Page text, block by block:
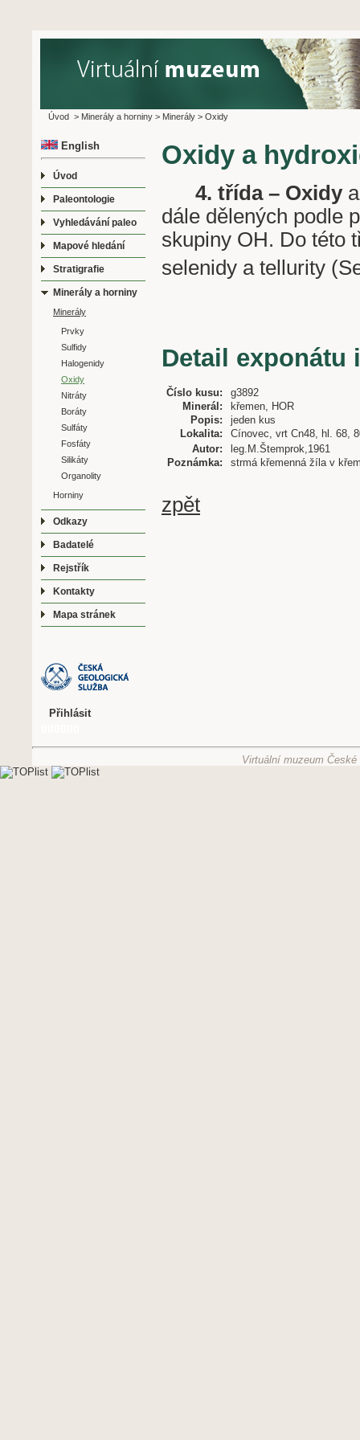
Úvod > Minerály a horniny > Minerály > Oxidy
English
Úvod
Paleontologie
Vyhledávání paleo
Mapové hledání
Stratigrafie
Minerály a horniny
Minerály
Prvky
Sulfidy
Halogenidy
Oxidy
Nitráty
Boráty
Sulfáty
Fosfáty
Silikáty
Organolity
Horniny
Odkazy
Badatelé
Rejstřík
Kontakty
Mapa stránek
Přihlásit
Oxidy a
4. třída – Oxidya
dále dělených podle
skupiny OH. Do této
selenidy a tellurity
Detail exponátu
Číslo kusu:
g3892
Minerál:
křemen, HOR
Popis:
jeden kus
Lokalita:
Cínovec, vrt Cn48, hl. 68,
Autor:
leg.M.Štemprok,1961
Poznámka:
strmá křemenná žíla v
zpět
Virtuální muzeum